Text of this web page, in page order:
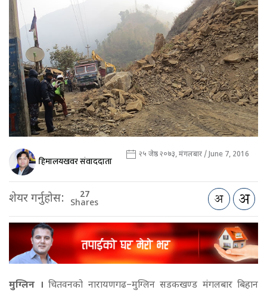
हिमालयखवर संवाददाता २५ जेष्ठ २०७३, मंगलबार / June 7, 2016
शेयर गर्नुहोस: 27
Shares
मुग्लिन । चितवनको नारायणगढ–मुग्लिन सडकखण्ड मंगलबार बिहान